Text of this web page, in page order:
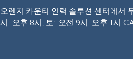
오렌지 카운티 인력 솔루션 센터에서
시-오후 8시, 토: 오전 9시-오후 1시